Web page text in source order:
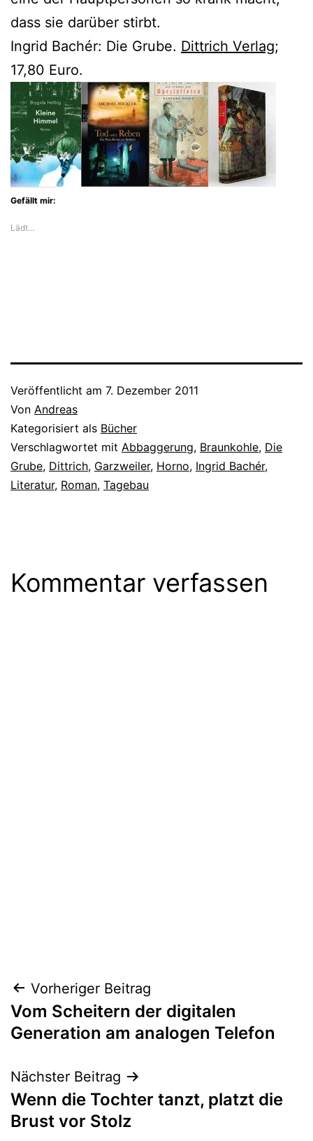
dass sie darüber stirbt.
Ingrid Bachér: Die Grube. Dittrich Verlag;
17,80 Euro.
Gefällt mir:
Lädt…
Veröffentlicht am 7. Dezember 2011
Von Andreas
Kategorisiert als Bücher
Verschlagwortet mit Abbaggerung, Braunkohle, Die
Grube, Dittrich, Garzweiler, Horno, Ingrid Bachér,
Literatur, Roman, Tagebau
Kommentar verfassen
Beitragsnavigation
Vorheriger Beitrag
Vom Scheitern der digitalen
Generation am analogen Telefon
Nächster Beitrag
Wenn die Tochter tanzt, platzt die
Brust vor Stolz